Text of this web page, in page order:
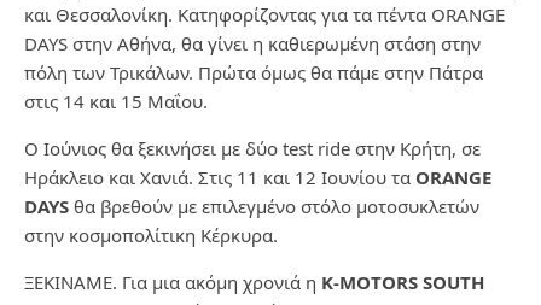
και Θεσσαλονίκη. Κατηφορίζοντας για τα πέντα ORANGE
DAYS στην Αθήνα, θα γίνει η καθιερωμένη στάση στην
πόλη των Τρικάλων. Πρώτα όμως θα πάμε στην Πάτρα
στις 14 και 15 Μαΐου.
Ο Ιούνιος θα ξεκινήσει με δύο test ride στην Κρήτη, σε
Ηράκλειο και Χανιά. Στις 11 και 12 Ιουνίου τα ORANGE
DAYS θα βρεθούν με επιλεγμένο στόλο μοτοσυκλετών
στην κοσμοπολίτικη Κέρκυρα.
ΞΕΚΙΝΑΜΕ. Για μια ακόμη χρονιά η K-MOTORS SOUTH